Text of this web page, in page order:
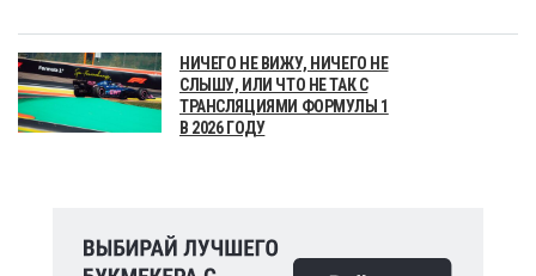
НИЧЕГО НЕ ВИЖУ, НИЧЕГО НЕ
СЛЫШУ, ИЛИ ЧТО НЕ ТАК С
ТРАНСЛЯЦИЯМИ ФОРМУЛЫ 1
В 2026 ГОДУ